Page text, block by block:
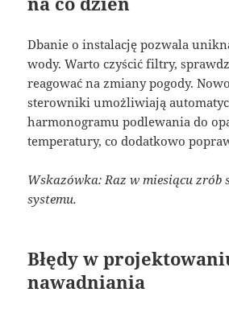
Dbanie o instalację pozwala
wody. Warto czyścić filtry,
reagować na zmiany pogody.
sterowniki umożliwiają
harmonogramu podlewania do
temperatury, co dodatkowo
Wskazówka: Raz w miesiącu zrób
systemu.
Błędy w
nawadniania